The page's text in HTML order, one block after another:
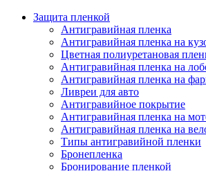
Защита пленкой
Антигравийная пленка
Антигравийная пленка на
Цветная полиуретановая
Антигравийная пленка на
Антигравийная пленка на
Ливреи для авто
Антигравийное покрытие
Антигравийная пленка на
Антигравийная пленка на
Типы антигравийной пленки
Бронепленка
Бронирование пленкой